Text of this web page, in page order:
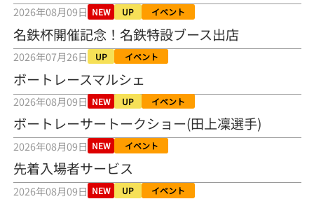
【ボートレース】12R優勝戦のスタート特訓実施 初Ｖ目指す宮崎心
之介の仕上がり上々／常滑 - 日刊スポーツ
2026年08月04日
【とこなめボート ルーキーシリーズ第15戦】荒木颯斗 当地フレッシ
ュルーキーが初Vで恩返しを
2026年08月03日
【とこなめボート】ういちの「好配招き猫」ルーキーシリーズ第15
戦～自分の収支状況も想定してこそ〝本物の予想〟！／ボートレー
ス
2026年08月03日
2026年08月09日 NEW UP イベント
名鉄杯開催記念！名鉄特設ブース出店
2026年07月26日 UP イベント
ボートレースマルシェ
2026年08月09日 NEW UP イベント
ボートレーサートークショー(田上凜選手)
2026年08月09日 NEW イベント
先着入場者サービス
2026年08月09日 NEW UP イベント